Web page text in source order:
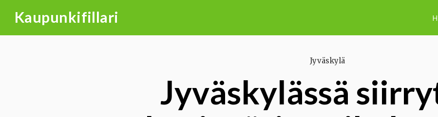
Kaupunkifillari
Jyväskylä
Jyväskylässä